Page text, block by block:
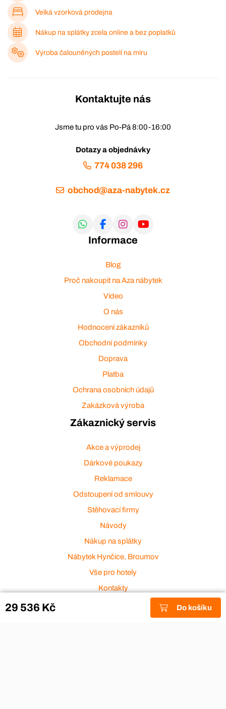
29 536 Kč Do košíku
Velká vzorková prodejna
Nákup na splátky zcela online a bez poplatků
Výroba čalouněných postelí na míru
Kontaktujte nás
Jsme tu pro vás Po-Pá 8:00-16:00
Dotazy a objednávky
774 038 296
obchod@aza-nabytek.cz
Informace
Blog
Proč nakoupit na Aza nábytek
Video
O nás
Hodnocení zákazníků
Obchodní podmínky
Doprava
Platba
Ochrana osobních údajů
Zakázková výroba
Zákaznický servis
Akce a výprodej
Dárkové poukazy
Reklamace
Odstoupení od smlouvy
Stěhovací firmy
Návody
Nákup na splátky
Nábytek Hynčice, Broumov
Vše pro hotely
Kontakty
Přijímáme platební karty